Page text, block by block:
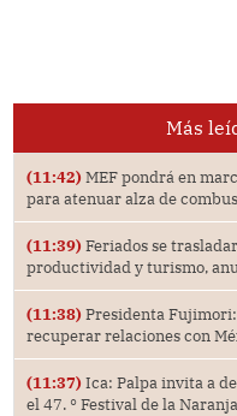
Más
(11:42) MEF pondrá en
para atenuar alza de
(11:39) Feriados se
productividad y turismo,
(11:38) Presidenta
recuperar relaciones con
(11:37) Ica: Palpa invita a
el 47. ° Festival de la Naranja